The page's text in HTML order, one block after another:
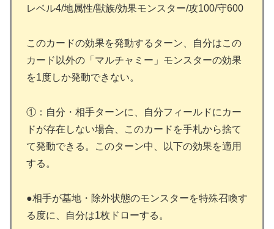
レベル4/地属性/獣族/効果モンスター/攻100/守600
このカードの効果を発動するターン、自分はこの
カード以外の「マルチャミー」モンスターの効果
を1度しか発動できない。
①：自分・相手ターンに、自分フィールドにカー
ドが存在しない場合、このカードを手札から捨て
て発動できる。このターン中、以下の効果を適用
する。
●相手が墓地・除外状態のモンスターを特殊召喚す
る度に、自分は1枚ドローする。